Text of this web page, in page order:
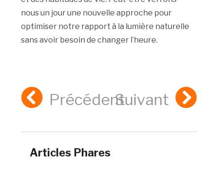
nous un jour une nouvelle approche pour
optimiser notre rapport à la lumière naturelle
sans avoir besoin de changer l’heure.
PrécédentSuivant
Articles Phares